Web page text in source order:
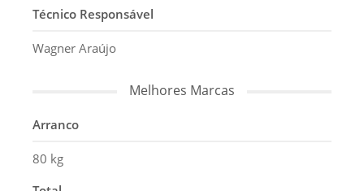
Técnico Responsável
Wagner Araújo
Melhores Marcas
Arranco
80 kg